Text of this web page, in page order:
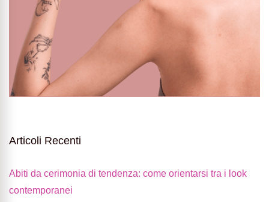
Articoli Recenti
Abiti da cerimonia di tendenza: come orientarsi tra i look
contemporanei